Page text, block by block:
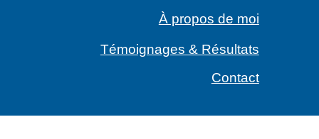
À propos de moi
Témoignages & Résultats
Contact